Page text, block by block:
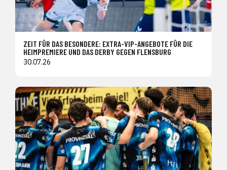
ZEIT FÜR DAS BESONDERE: EXTRA-VIP-ANGEBOTE FÜR DIE
HEIMPREMIERE UND DAS DERBY GEGEN FLENSBURG
30.07.26